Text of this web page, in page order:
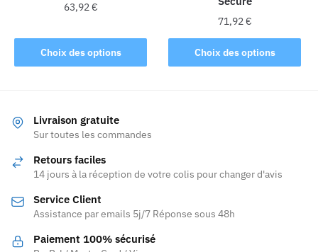
du
produit
63,92€
Choix des options
produit
a
Les
options
peuvent
être
sur
la
page
71,92€
Choix des options
Ce
produit
être
sur
Livraison gratuite
Sur toutes les commandes
Retours faciles
14 jours à la réception de votre colis pour changer d'avis
Service Client
Assistance par emails 5j/7 Réponse sous 48h
Paiement 100% sécurisé